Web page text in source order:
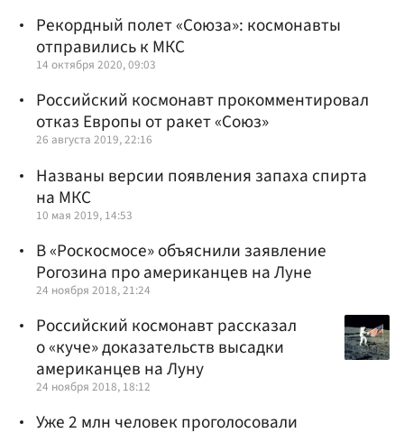
Рекордный полет «Союза»: космонавты
отправились к МКС
14 октября 2020, 09:03
Российский космонавт прокомментировал
отказ Европы от ракет «Союз»
26 августа 2019, 22:16
Названы версии появления запаха спирта
на МКС
10 мая 2019, 14:53
В «Роскосмосе» объяснили заявление
Рогозина про американцев на Луне
24 ноября 2018, 21:24
Российский космонавт рассказал
о «куче» доказательств высадки
американцев на Луну
24 ноября 2018, 18:12
Уже 2 млн человек проголосовали